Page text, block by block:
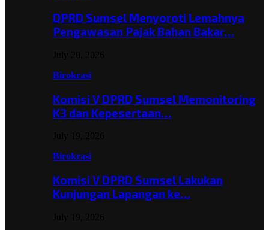
DPRD Sumsel Menyoroti Lemahnya
Pengawasan Pajak Bahan Bakar…
Birokrasi
Komisi V DPRD Sumsel Memonitoring
K3 dan Kepesertaan…
Birokrasi
Komisi V DPRD Sumsel Lakukan
Kunjungan Lapangan ke…